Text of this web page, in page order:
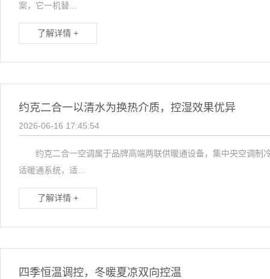
案，它一机替...
了解详情 +
约克二合一以清水为换热介质，控湿效果优异
2026-06-16 17:45:54
约克二合一空调属于品牌高端两联供暖通设备，集中央空调制
适暖通系统，适...
了解详情 +
四季恒温调控，冬暖夏凉双向控温